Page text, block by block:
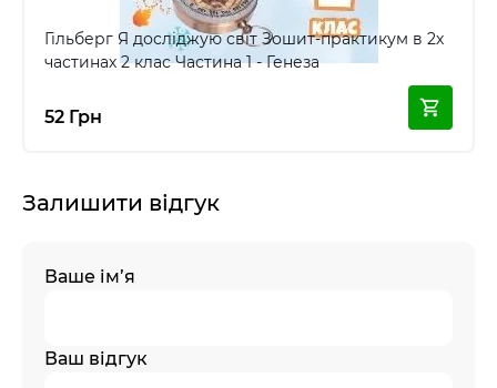
Гільберг Я досліджую світ Зошит-практикум в 2х
частинах 2 клас Частина 1 - Генеза
52 Грн
Залишити відгук
Ваше ім’я
Ваш відгук